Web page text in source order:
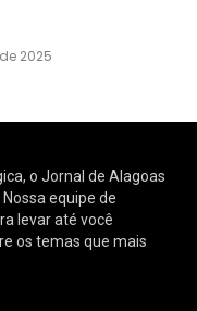
2025
o Jornal de Alagoas
equipe de
levar até você
os temas que mais